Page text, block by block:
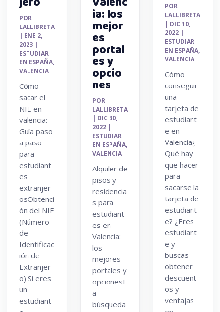
POR
LALLIBRETA
| ENE 2,
2023 |
ESTUDIAR
EN ESPAÑA,
VALENCIA
Cómo
sacar el
NIE en
valencia:
Guía paso
a paso
para
estudiant
es
extranjer
osObtenci
ón del NIE
(Número
de
Identificac
ión de
Extranjer
o) Si eres
un
estudiant
ia: los
mejor
es
portal
es y
opcio
nes
POR
LALLIBRETA
| DIC 30,
2022|
ESTUDIAR
EN ESPAÑA,
VALENCIA
Alquiler de
pisos y
residencia
s para
estudiant
es en
Valencia:
los
mejores
portales y
opcionesL
a
búsqueda
POR
LALLIBRETA
| DIC 10,
2022 |
ESTUDIAR
EN ESPAÑA,
VALENCIA
Cómo
conseguir
una
tarjeta de
estudiant
e en
Valencia¿
Qué hay
que hacer
para
sacarse la
tarjeta de
estudiant
e? ¿Eres
estudiant
e y
buscas
obtener
descuent
os y
ventajas